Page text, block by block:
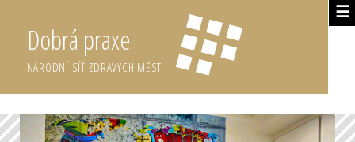
☰
Dobrá praxe
NÁRODNÍ SÍŤ ZDRAVÝCH MĚST